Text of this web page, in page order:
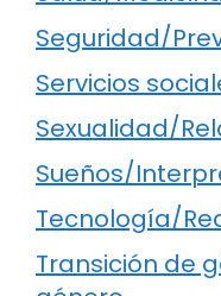
Seguridad/
Servicios
Sexualidad/
Sueños/
Tecnología/
Transición de